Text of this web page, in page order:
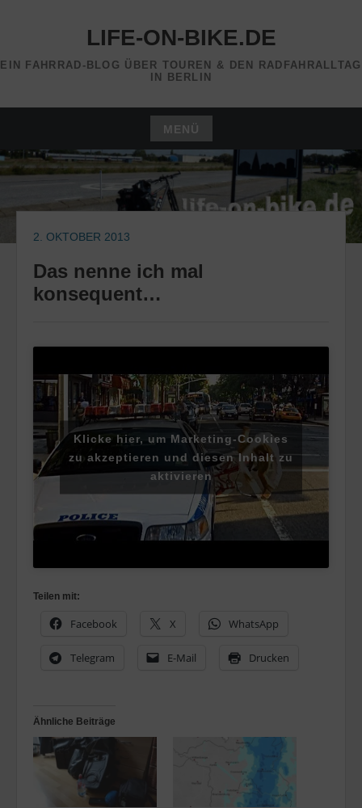
LIFE-ON-BIKE.DE
EIN FAHRRAD-BLOG ÜBER TOUREN & DEN RADFAHRALLTAG
IN BERLIN
MENÜ
Zum
Inhalt
2. OKTOBER 2013
Das nenne ich mal
konsequent…
Klicke hier, um Marketing-Cookies
zu akzeptieren und diesen Inhalt zu
aktivieren
Teilen mit:
Facebook X WhatsApp
Telegram E-Mail Drucken
Ähnliche Beiträge